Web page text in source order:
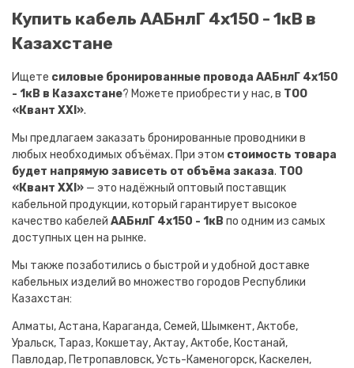
Купить кабель ААБнлГ 4х150 - 1кВ в
Казахстане
Ищете силовые бронированные провода ААБнлГ 4х150
- 1кВ в Казахстане? Можете приобрести у нас, в ТОО
«Квант XXI».
Мы предлагаем заказать бронированные проводники в
любых необходимых объёмах. При этом стоимость товара
будет напрямую зависеть от объёма заказа. ТОО
«Квант XXI» — это надёжный оптовый поставщик
кабельной продукции, который гарантирует высокое
качество кабелей ААБнлГ 4х150 - 1кВ по одним из самых
доступных цен на рынке.
Мы также позаботились о быстрой и удобной доставке
кабельных изделий во множество городов Республики
Казахстан:
Алматы, Астана, Караганда, Семей, Шымкент, Актобе,
Уральск, Тараз, Кокшетау, Актау, Актобе, Костанай,
Павлодар, Петропавловск, Усть-Каменогорск, Каскелен,